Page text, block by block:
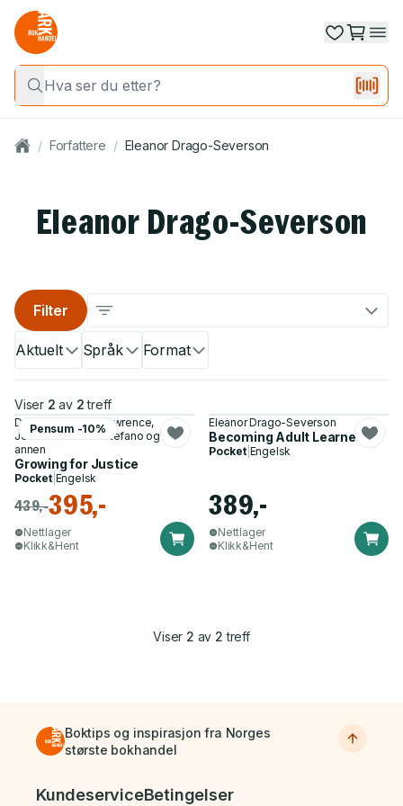
/ Forfattere / Eleanor Drago-Severson
Eleanor Drago-Severson
Aktuelt Språk Format
Filter
Viser 2 av 2 treff
Pensum -10%
Deborah Brooks Lawrence,
Jessica Blum-DeStefano og 1
annen
Growing for Justice
Pocket| Engelsk
439,-395,-
Nettlager
Klikk&Hent
Eleanor Drago-Severson
Becoming Adult Learners
Pocket| Engelsk
389,-
Nettlager
Klikk&Hent
Viser 2 av 2 treff
Boktips og inspirasjon fra Norges
største bokhandel
Bunnmeny
KundeserviceBetingelser